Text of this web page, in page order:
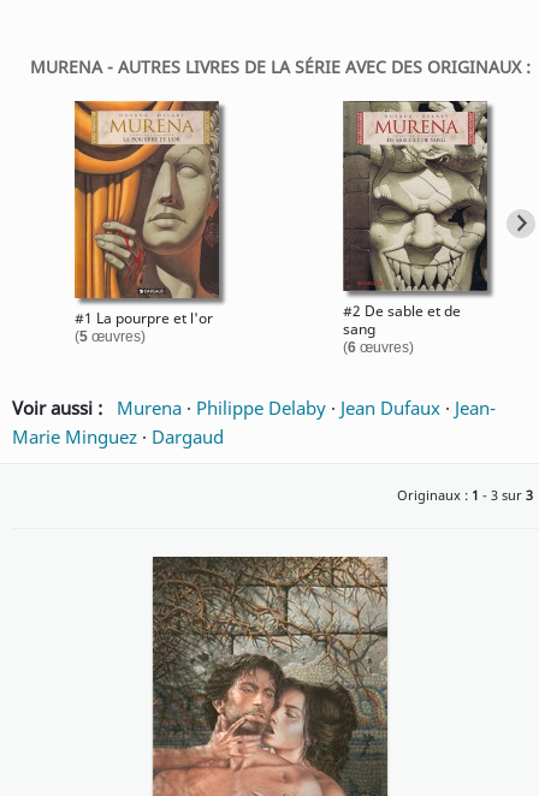
MURENA - AUTRES LIVRES DE LA SÉRIE AVEC DES ORIGINAUX :
#1 La pourpre et l'or
(5œuvres)
#2 De sable et de
sang
(6 œuvres)
Voir aussi : Murena · Philippe Delaby · Jean Dufaux · Jean-
Marie Minguez · Dargaud
Originaux : 1 - 3 sur 3